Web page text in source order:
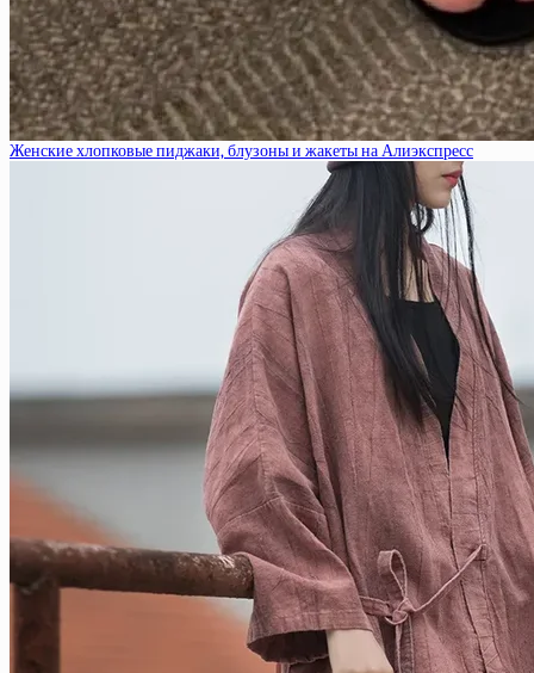
Женские хлопковые пиджаки, блузоны и жакеты на Алиэкспресс